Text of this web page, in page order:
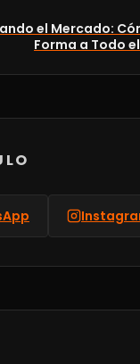
el Mercado:
Forma a Todo